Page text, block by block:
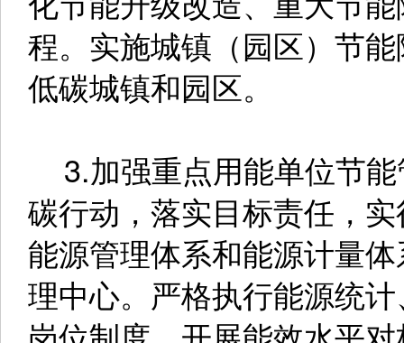
程。实施城镇（园区）节
低碳城镇和园区。
3.加强重点用能单位节
碳行动，落实目标责任，
能源管理体系和能源计量
理中心。严格执行能源统